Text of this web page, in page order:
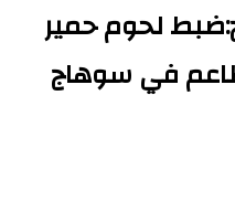
لحوم حمير
في سوهاج